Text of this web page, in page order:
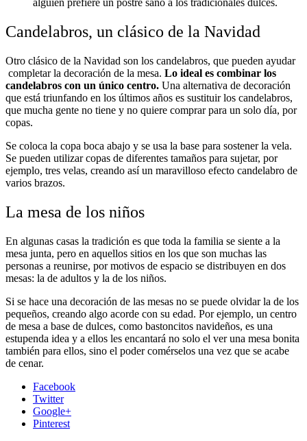
alguien prefiere un postre sano a los tradicionales dulces.
Candelabros, un clásico de la Navidad
Otro clásico de la Navidad son los candelabros, que pueden ayudar
completar la decoración de la mesa. Lo ideal es combinar los
candelabros con un único centro. Una alternativa de decoración
que está triunfando en los últimos años es sustituir los candelabros,
que mucha gente no tiene y no quiere comprar para un solo día, por
copas.
Se coloca la copa boca abajo y se usa la base para sostener la vela.
Se pueden utilizar copas de diferentes tamaños para sujetar, por
ejemplo, tres velas, creando así un maravilloso efecto candelabro de
varios brazos.
La mesa de los niños
En algunas casas la tradición es que toda la familia se siente a la
mesa junta, pero en aquellos sitios en los que son muchas las
personas a reunirse, por motivos de espacio se distribuyen en dos
mesas: la de adultos y la de los niños.
Si se hace una decoración de las mesas no se puede olvidar la de los
pequeños, creando algo acorde con su edad. Por ejemplo, un centro
de mesa a base de dulces, como bastoncitos navideños, es una
estupenda idea y a ellos les encantará no solo el ver una mesa bonita
también para ellos, sino el poder comérselos una vez que se acabe
de cenar.
Facebook
Twitter
Google+
Pinterest